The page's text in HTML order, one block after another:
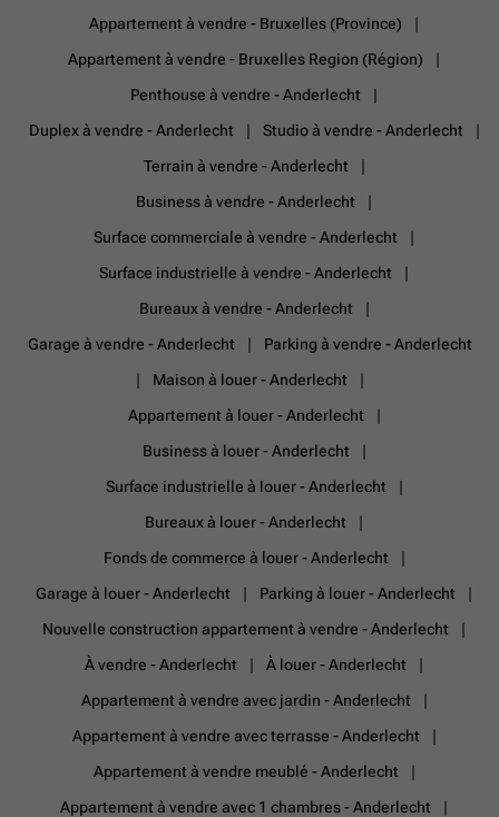
Appartement à vendre - Bruxelles (Province)
Appartement à vendre - Bruxelles Region (Région)
Penthouse à vendre - Anderlecht
Duplex à vendre - Anderlecht
Studio à vendre - Anderlecht
Terrain à vendre - Anderlecht
Business à vendre - Anderlecht
Surface commerciale à vendre - Anderlecht
Surface industrielle à vendre - Anderlecht
Bureaux à vendre - Anderlecht
Garage à vendre - Anderlecht
Parking à vendre - Anderlecht
Maison à louer - Anderlecht
Appartement à louer - Anderlecht
Business à louer - Anderlecht
Surface industrielle à louer - Anderlecht
Bureaux à louer - Anderlecht
Fonds de commerce à louer - Anderlecht
Garage à louer - Anderlecht
Parking à louer - Anderlecht
Nouvelle construction appartement à vendre - Anderlecht
À vendre - Anderlecht
À louer - Anderlecht
Appartement à vendre avec jardin - Anderlecht
Appartement à vendre avec terrasse - Anderlecht
Appartement à vendre meublé - Anderlecht
Appartement à vendre avec 1 chambres - Anderlecht